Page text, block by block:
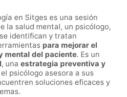
en Sitges es una sesión
la salud mental, un psicólogo,
identifican y tratan
para mejorar el
mental del paciente. Es un
, una estrategia preventiva y
psicólogo asesora a sus
soluciones eficaces y